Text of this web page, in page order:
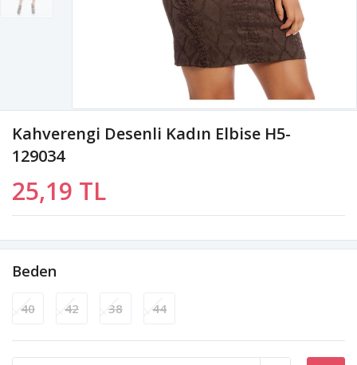
Kahverengi Desenli Kadın Elbise H5-
129034
25,19 TL
Beden
40 42 38 44